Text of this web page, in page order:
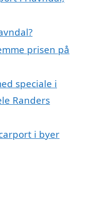
prisen på
speciale i
Randers
i byer